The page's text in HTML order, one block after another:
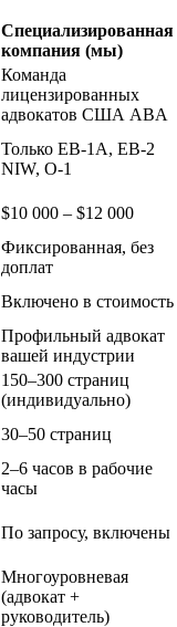
Специализированная
компания (мы)
Команда
лицензированных
адвокатов США ABA
Только EB-1A, EB-2
NIW, O-1
$10 000 – $12 000
Фиксированная, без
доплат
Включено в стоимость
Профильный адвокат
вашей индустрии
150–300 страниц
(индивидуально)
30–50 страниц
2–6 часов в рабочие
часы
По запросу, включены
Многоуровневая
(адвокат +
руководитель)